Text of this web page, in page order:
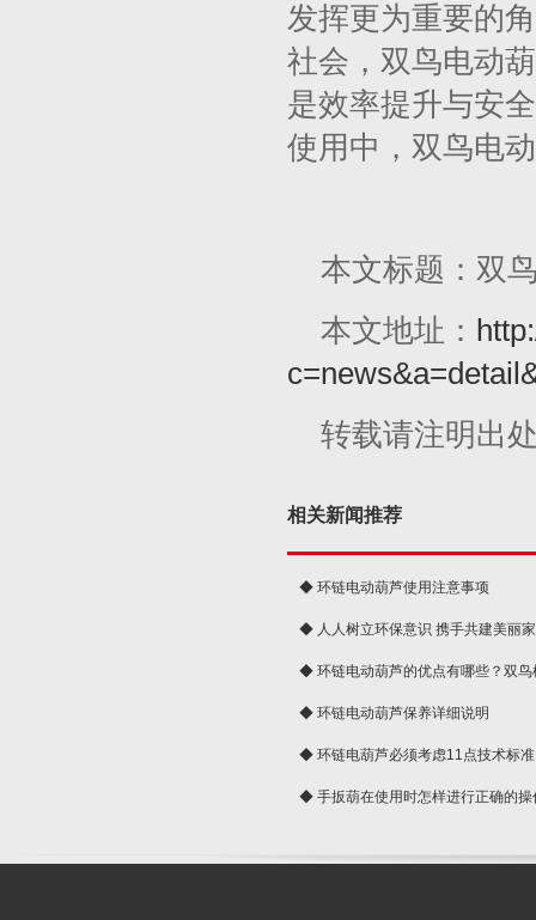
发挥更为重要的
社会，双鸟电动
是效率提升与安
使用中，双鸟电
本文标题：双
本文地址：
转载请注明出
相关新闻推荐
◆ 环链电动葫芦使用注意事项
◆ 人人树立环保意识 携手共建美丽
球◆ 环链电动葫芦的优点有哪些？双鸟
◆ 环链电动葫芦保养详细说明
◆ 环链电葫芦必须考虑11点技术标准
◆ 手扳葫在使用时怎样进行正确的操